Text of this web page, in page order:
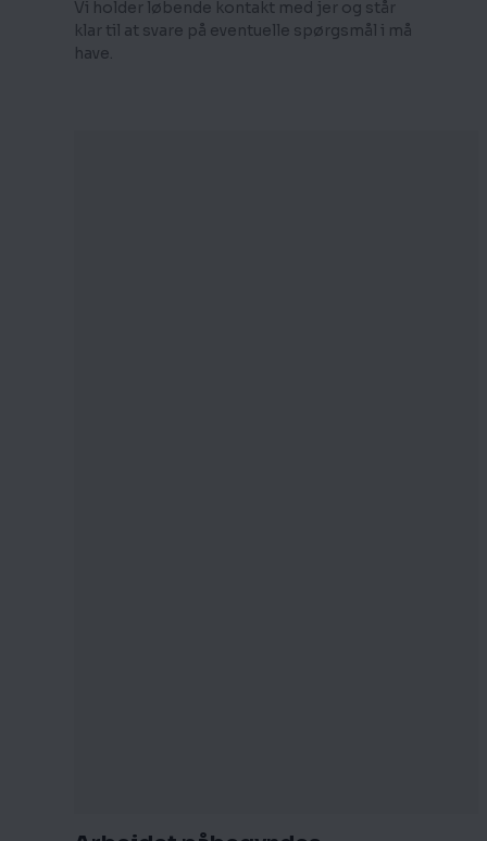
Vi holder løbende kontakt med jer og står
klar til at svare på eventuelle spørgsmål i må
have.